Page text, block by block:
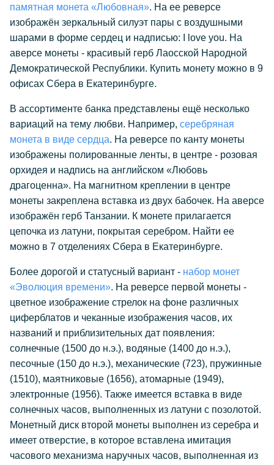
памятная монета «Любовная». На ее реверсе
изображён зеркальный силуэт пары с воздушными
шарами в форме сердец и надписью: I love you. На
аверсе монеты - красивый герб Лаосской Народной
Демократической Республики. Купить монету можно в 9
офисах Сбера в Екатеринбурге.
В ассортименте банка представлены ещё несколько
вариаций на тему любви. Например, серебряная
монета в виде сердца. На реверсе по канту монеты
изображены полированные ленты, в центре - розовая
орхидея и надпись на английском «Любовь
драгоценна». На магнитном креплении в центре
монеты закреплена вставка из двух бабочек. На аверсе
изображён герб Танзании. К монете прилагается
цепочка из латуни, покрытая серебром. Найти ее
можно в 7 отделениях Сбера в Екатеринбурге.
Более дорогой и статусный вариант - набор монет
«Эволюция времени». На реверсе первой монеты -
цветное изображение стрелок на фоне различных
циферблатов и чеканные изображения часов, их
названий и приблизительных дат появления:
солнечные (1500 до н.э.), водяные (1400 до н.э.),
песочные (150 до н.э.), механические (723), пружинные
(1510), маятниковые (1656), атомарные (1949),
электронные (1956). Также имеется вставка в виде
солнечных часов, выполненных из латуни с позолотой.
Монетный диск второй монеты выполнен из серебра и
имеет отверстие, в которое вставлена имитация
часового механизма наручных часов, выполненная из